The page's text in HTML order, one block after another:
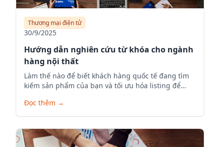
Thương mại điện tử
30/9/2025
Hướng dẫn nghiên cứu từ khóa cho ngành
hàng nội thất
Làm thế nào để biết khách hàng quốc tế đang tìm
kiếm sản phẩm của bạn và tối ưu hóa listing để
Đọc thêm →